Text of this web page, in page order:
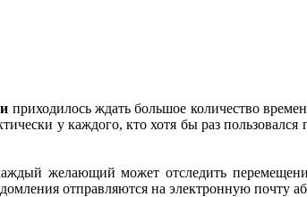
приходилось ждать большое количество
у каждого, кто хотя бы раз
желающий может отследить
отправляются на электронную почту